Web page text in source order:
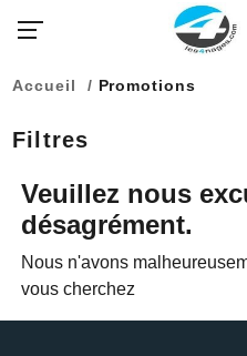
Accueil Promotions
Filtres
Veuillez nous
désagrément.
Nous n'avons
vous cherchez